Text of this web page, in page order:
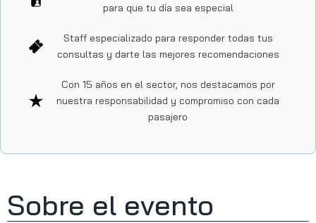
para que tu día sea especial
Staff especializado para responder todas tus
consultas y darte las mejores recomendaciones
Con 15 años en el sector, nos destacamos por
nuestra responsabilidad y compromiso con cada
pasajero
Sobre el evento